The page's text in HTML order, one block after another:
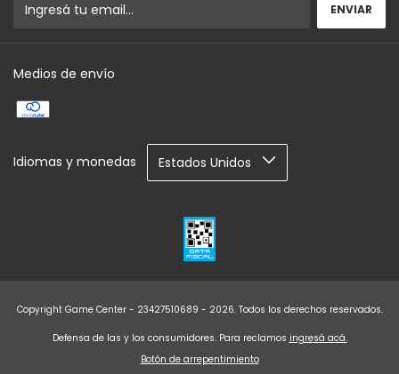
Medios de envío
Idiomas y monedas
Copyright Game Center - 23427510689 - 2026. Todos los derechos reservados.
Defensa de las y los consumidores. Para reclamos ingresá acá.
Botón de arrepentimiento